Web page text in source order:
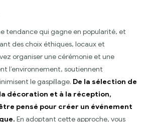
tendance qui gagne en popularité, et
des choix éthiques, locaux et
organiser une cérémonie et une
l’environnement, soutiennent
le gaspillage. De la sélection de
décoration et à la réception,
pensé pour créer un événement
En adoptant cette approche, vous